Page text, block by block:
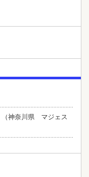
（神奈川県 マジェス